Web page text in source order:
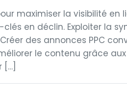
pour maximiser la visibilité
en déclin. Exploiter la
des annonces PPC
le contenu grâce
[…]